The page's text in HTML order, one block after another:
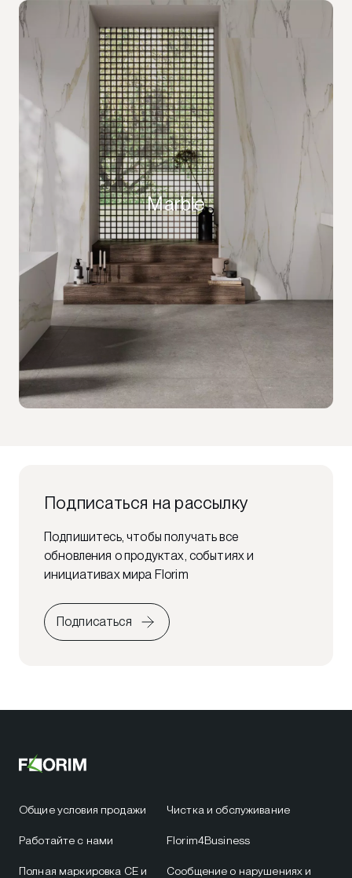
Marble
Подписаться на рассылку
Подпишитесь, чтобы получать все
обновления о продуктах, событиях и
инициативах мира Florim
Подписаться
Общие условия продажи
Работайте с нами
Полная маркировка CE и
Чистка и обслуживание
Florim4Business
Сообщение о нарушениях и